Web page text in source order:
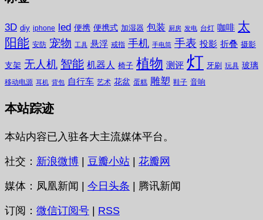
3D diy iphone led 便携 便携式 加湿器 包装 厨房 发电 台灯 咖啡 太
阳能 安防 宠物 工具 悬浮 戒指 手机 手电筒 手表 投影 折叠 摄影
支架 无人机 智能 机器人 椅子 植物 测评 灯 牙刷 玩具 玻璃
移动电源 耳机 背包 自行车 艺术 花盆 蛋糕 雕塑 鞋子 音响
本站踪迹
本站内容已入驻各大主流媒体平台。
社交： 新浪微博 | 豆瓣小站 | 花瓣网
媒体：凤凰新闻 | 今日头条 | 腾讯新闻
订阅： 微信订阅号 | RSS